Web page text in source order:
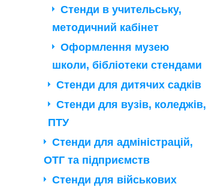
Стенди в учительську,
методичний кабінет
Оформлення музею
школи, бібліотеки стендами
Стенди для дитячих садків
Стенди для вузів, коледжів,
ПТУ
Стенди для адміністрацій,
ОТГ та підприємств
Стенди для військових